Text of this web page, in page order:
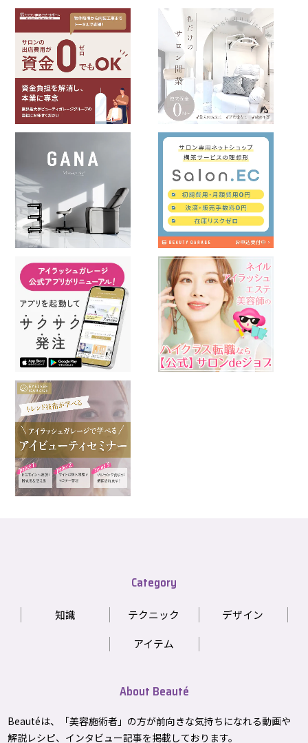
Category
知識 テクニック デザイン
アイテム
About Beauté
Beautéは、「美容施術者」の方が前向きな気持ちになれる動画や
解説レシピ、インタビュー記事を掲載しております。